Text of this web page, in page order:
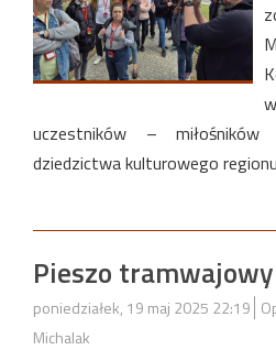
uczestników –
dziedzictwa kulturowego
Pieszo
poniedziałek, 19 maj 2025 22:19
Michalak